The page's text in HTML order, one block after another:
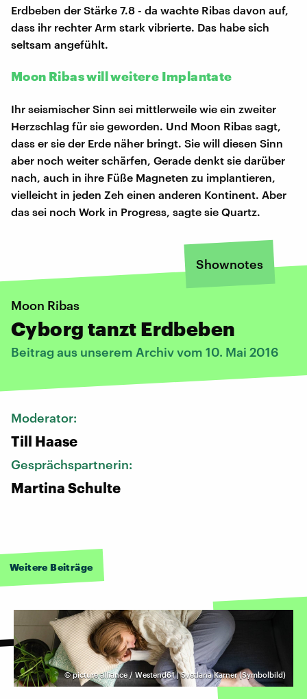
Erdbeben der Stärke 7.8 - da wachte Ribas davon auf,
dass ihr rechter Arm stark vibrierte. Das habe sich
seltsam angefühlt.
Moon Ribas will weitere Implantate
Ihr seismischer Sinn sei mittlerweile wie ein zweiter
Herzschlag für sie geworden. Und Moon Ribas sagt,
dass er sie der Erde näher bringt. Sie will diesen Sinn
aber noch weiter schärfen, Gerade denkt sie darüber
nach, auch in ihre Füße Magneten zu implantieren,
vielleicht in jeden Zeh einen anderen Kontinent. Aber
das sei noch Work in Progress, sagte sie Quartz.
Shownotes
Moon Ribas
Cyborg tanzt Erdbeben
Beitrag aus unserem Archiv vom 10. Mai 2016
Moderator:
Till Haase
Gesprächspartnerin:
Martina Schulte
Weitere Beiträge
©picture alliance / Westend61 | Svetlana Karner (Symbolbild)